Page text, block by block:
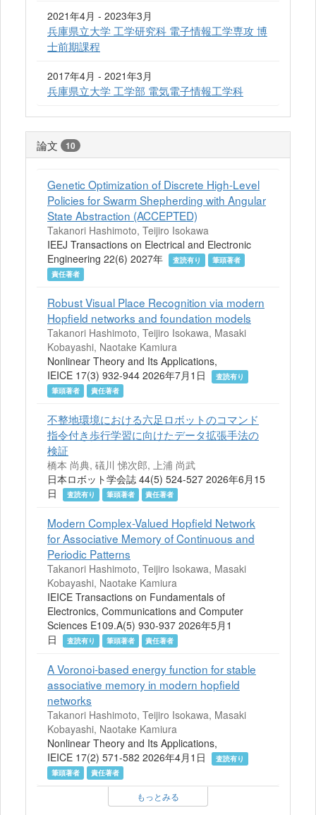
2021年4月 - 2023年3月
兵庫県立大学 工学研究科 電子情報工学専攻 博
士前期課程
2017年4月 - 2021年3月
兵庫県立大学 工学部 電気電子情報工学科
論文 10
Genetic Optimization of Discrete High-Level
Policies for Swarm Shepherding with Angular
State Abstraction (ACCEPTED)
Takanori Hashimoto, Teijiro Isokawa
IEEJ Transactions on Electrical and Electronic
Engineering 22(6) 2027年
査読有り
筆頭著者
責任著者
Robust Visual Place Recognition via modern
Hopfield networks and foundation models
Takanori Hashimoto, Teijiro Isokawa, Masaki
Kobayashi, Naotake Kamiura
Nonlinear Theory and Its Applications,
IEICE 17(3) 932-944 2026年7月1日
査読有り
筆頭著者
責任著者
不整地環境における六足ロボットのコマンド
指令付き歩行学習に向けたデータ拡張手法の
検証
橋本 尚典, 礒川 悌次郎, 上浦 尚武
日本ロボット学会誌 44(5) 524-527 2026年6月15
日
査読有り 筆頭著者 責任著者
Modern Complex-Valued Hopfield Network
for Associative Memory of Continuous and
Periodic Patterns
Takanori Hashimoto, Teijiro Isokawa, Masaki
Kobayashi, Naotake Kamiura
IEICE Transactions on Fundamentals of
Electronics, Communications and Computer
Sciences E109.A(5) 930-937 2026年5月1
日
査読有り 筆頭著者 責任著者
A Voronoi-based energy function for stable
associative memory in modern hopfield
networks
Takanori Hashimoto, Teijiro Isokawa, Masaki
Kobayashi, Naotake Kamiura
Nonlinear Theory and Its Applications,
IEICE 17(2) 571-582 2026年4月1日
査読有り
筆頭著者
責任著者
もっとみる